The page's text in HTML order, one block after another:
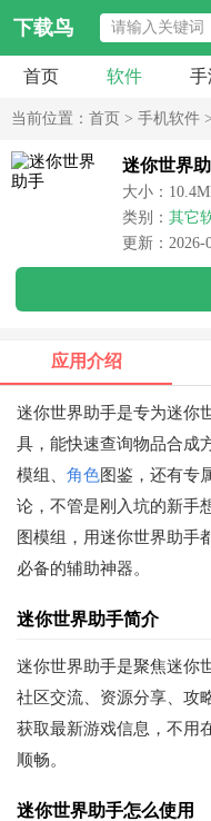
下载鸟
首页 软件 手
当前位置： 首页 > 手机软件 >
迷你世界
大小：
类别： 其它
更新：2026-
应用介绍
迷你世界助手是专为迷你
具，能快速查询物品合成
模组、 角色图鉴，还有专
论，不管是刚入坑的新手
图模组，用迷你世界助手
必备的辅助神器。
迷你世界助手简介
迷你世界助手是聚焦迷你
社区交流、资源分享、攻
获取最新游戏信息，不用
顺畅。
迷你世界助手怎么使用